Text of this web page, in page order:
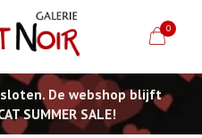
0
De webshop blijft
SUMMER SALE!